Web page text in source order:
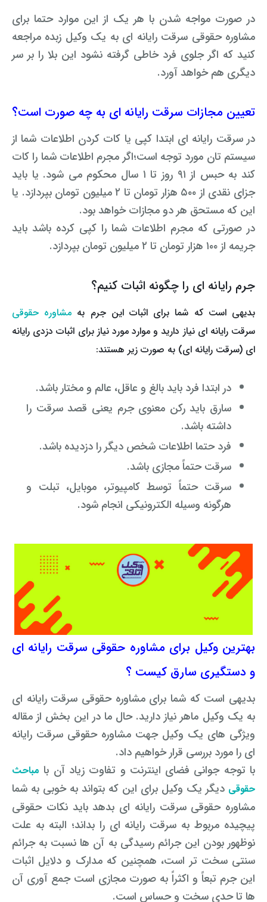
در صورت مواجه شدن با هر یک از این موارد حتما برای
مشاوره حقوقی سرقت رایانه ای به یک وکیل زبده مراجعه
کنید که اگر جلوی فرد خاطی گرفته نشود این بلا را بر سر
دیگری هم خواهد آورد.
تعیین مجازات سرقت رایانه ای به چه صورت است؟
در سرقت رایانه ای ابتدا کپی یا کات کردن اطلاعات شما از
سیستم تان مورد توجه است؛اگر مجرم اطلاعات شما را کات
کند به حبس از ۹۱ روز تا ۱ سال محکوم می شود. یا باید
جزای نقدی از ۵۰۰ هزار تومان تا ۲ میلیون تومان بپردازد. یا
این که مستحق هر دو مجازات خواهد بود.
در صورتی که مجرم اطلاعات شما را کپی کرده باشد باید
جریمه از ۱۰۰ هزار تومان تا ۲ میلیون تومان بپردازد.
جرم رایانه ای را چگونه اثبات کنیم؟
بدیهی است که شما برای اثبات این جرم به مشاوره حقوقی
سرقت رایانه ای نیاز دارید و موارد مورد نیاز برای اثبات دزدی رایانه
ای (سرقت رایانه ای) به صورت زیر هستند:
در ابتدا فرد باید بالغ و عاقل، عالم و مختار باشد.
سارق باید رکن معنوی جرم یعنی قصد سرقت را
داشته باشد.
فرد حتما اطلاعات شخص دیگر را دزدیده باشد.
سرقت حتماً مجازی باشد.
سرقت حتماً توسط کامپیوتر، موبایل، تبلت و
هرگونه وسیله الکترونیکی انجام شود.
بهترین وکیل برای مشاوره حقوقی سرقت رایانه ای
و دستگیری سارق کیست ؟
بدیهی است که شما برای مشاوره حقوقی سرقت رایانه ای
به یک وکیل ماهر نیاز دارید.حال ما در این بخش از مقاله
ویژگی های یک وکیل جهت مشاوره حقوقی سرقت رایانه
ای را مورد بررسی قرار خواهیم داد.
با توجه جوانی فضای اینترنت و تفاوت زیاد آن با مباحث
حقوقی دیگر یک وکیل برای این که بتواند به خوبی به شما
مشاوره حقوقی سرقت رایانه ای بدهد باید نکات حقوقی
پیچیده مربوط به سرقت رایانه ای را بداند؛ البتهبه علت
نوظهور بودن این جرائم رسیدگی به آن ها نسبت به جرائم
سنتی سخت تر است، همچنین که مدارک و دلایل اثبات
این جرم تبعاً و اکثراً به صورت مجازی است جمع آوری آن
ها تا حدی سخت و حساس است.